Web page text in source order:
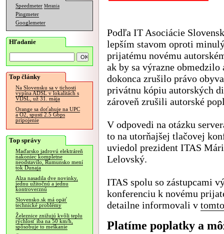
Speedmeter Merania
Pingmeter
Googlemeter
Hľadanie
Top články
Na Slovensku sa v tichosti
vypína ADSL v lokalitách s
VDSL, už 31. mája
Orange sa doťahuje na UPC
a O2, spustí 2.5 Gbps
pripojenie
Top správy
Maďarsko jadrovú elektráreň
nakoniec kompletne
neodstavilo, Rumunsko mení
tok Dunaja
Alza nasadila dve novinky,
jednu užitočnú a jednu
kontroverznú
Slovensko.sk má opäť
technické problémy
Železnice znižujú kvôli teplu
rýchlosť iba na 50 km/h,
spôsobuje to meškanie
Podľa IT Asociácie
lepším stavom oproti
prijatému novému
ak by sa výrazne obmedzilo
dokonca zrušilo právo
privátnu kópiu autorských
zároveň zrušili autorské
V odpovedi na otázku
to na utorňajšej tlačovej
uviedol prezident ITAS
Lelovský.
ITAS spolu so zástupcami
konferenciu k novému
detailne informovali v
Platíme poplatky a